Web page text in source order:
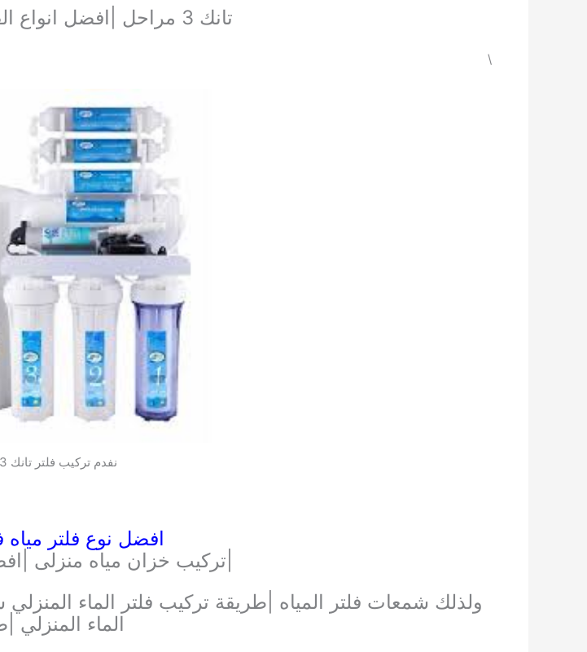
تانك 3 مراحل |افضل انواع الفلاتر |انواع الفلاتر |
\
نفدم تركيب فلتر تانك 3 مراحل
افضل نوع فلتر
|تركيب خزان مياه منزلى
ولذلك شمعات فلتر المياه |طريقة تركيب فلتر الماء
الماء المنزلي